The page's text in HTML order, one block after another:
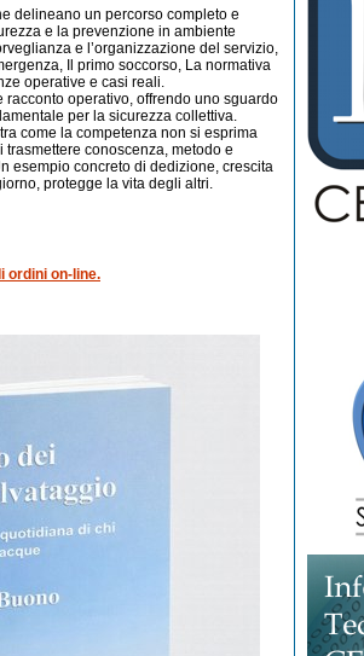
delineano un percorso completo e
e la prevenzione in ambiente
e l’organizzazione del servizio,
Il primo soccorso, La normativa
operative e casi reali.
operativo, offrendo uno sguardo
per la sicurezza collettiva.
come la competenza non si esprima
conoscenza, metodo e
esempio concreto di dedizione, crescita
protegge la vita degli altri.
ordini on-line.